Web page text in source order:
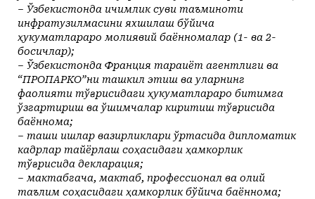
– Ўзбекистонда ичимлик суви таъминоти
инфратузилмасини яхшилаш бўйича
ҳукуматлараро молиявий баённомалар (1- ва 2-
босқичлар);
– Ўзбекистонда Франция тараққиёт агентлиги ва
“ПРОПАРКО”ни ташкил этиш ва уларнинг
фаолияти тўғрисидаги ҳукуматлараро битимга
ўзгартириш ва қўшимчалар киритиш тўғрисида
баённома;
– ташқи ишлар вазирликлари ўртасида дипломатик
кадрлар тайёрлаш соҳасидаги ҳамкорлик
тўғрисида декларация;
– мактабгача, мактаб, профессионал ва олий
таълим соҳасидаги ҳамкорлик бўйича баённома;